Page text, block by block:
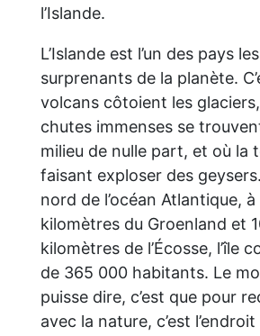
l’Islande.
L’Islande est l’un des pays
surprenants de la planète.
volcans côtoient les
chutes immenses se
milieu de nulle part, et où la
faisant exploser des
nord de l’océan Atlantique,
kilomètres du Groenland et
kilomètres de l’Écosse, l’île
de 365 000 habitants. Le
puisse dire, c’est que pour
avec la nature, c’est